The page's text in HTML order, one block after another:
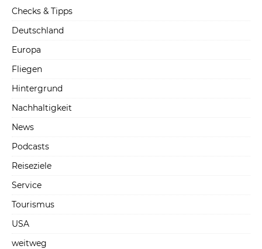
Checks & Tipps
Deutschland
Europa
Fliegen
Hintergrund
Nachhaltigkeit
News
Podcasts
Reiseziele
Service
Tourismus
USA
weitweg